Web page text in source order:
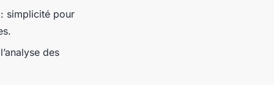
simplicité pour
des